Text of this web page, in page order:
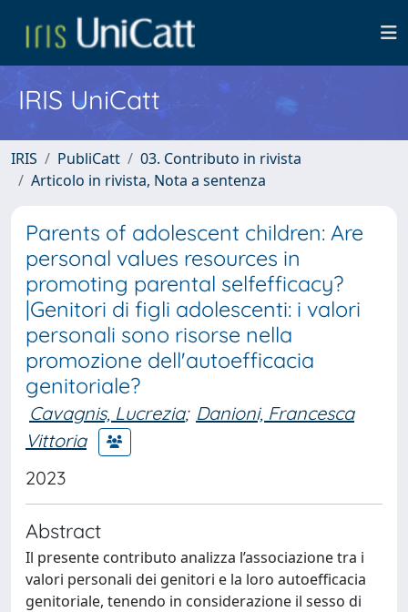
IRIS UniCatt
IRIS PubliCatt
03. Contributo in rivista
Articolo in rivista, Nota a sentenza
Parents of adolescent children: Are
personal values resources in
promoting parental selfefficacy?
|Genitori di figli adolescenti: i valori
personali sono risorse nella
promozione dell'autoefficacia
genitoriale?
Cavagnis, Lucrezia; Danioni, Francesca
Vittoria
2023
Abstract
Il presente contributo analizza l’associazione tra i
valori personali dei genitori e la loro autoefficacia
genitoriale, tenendo in considerazione il sesso di